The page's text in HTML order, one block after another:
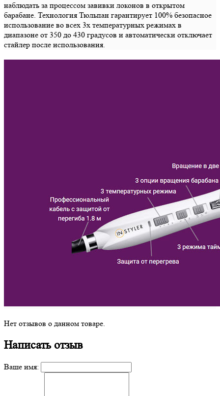
наблюдать за процессом завивки локонов в открытом
барабане. Технология Тюльпан гарантирует 100% безопасное
использование во всех 3х температурных режимах в
диапазоне от 350 до 430 градусов и автоматически отключает
стайлер после использования.
Нет отзывов о данном товаре.
Написать отзыв
Ваше имя: